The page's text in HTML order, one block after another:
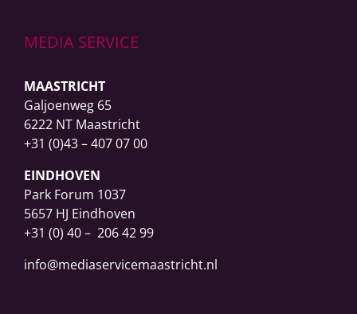
MEDIA SERVICE
MAASTRICHT
Galjoenweg 65
6222 NT Maastricht
+31 (0)43 – 407 07 00
EINDHOVEN
Park Forum 1037
5657 HJ Eindhoven
+31 (0) 40 – 206 42 99
info@mediaservicemaastricht.nl